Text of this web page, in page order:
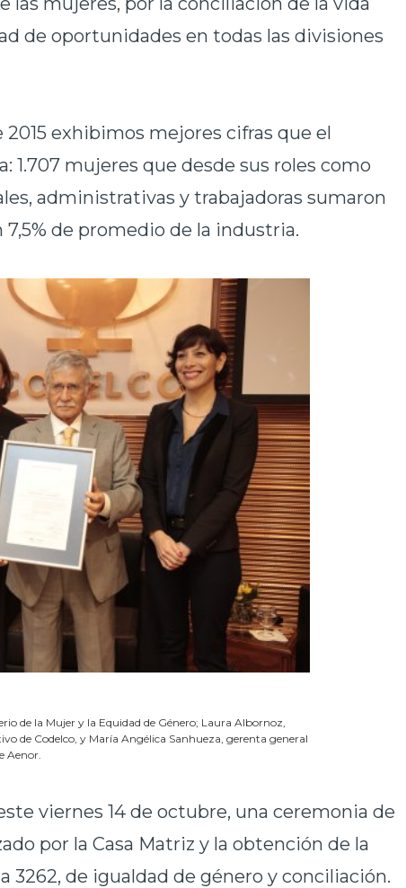
de oportunidades en todas las divisiones
exhibimos mejores cifras que el
1.707 mujeres que desde sus roles como
administrativas y trabajadoras sumaron
de promedio de la industria.
de la Mujer y la Equidad de Género; Laura Albornoz,
de Codelco, y María Angélica Sanhueza, gerenta general
Aenor.
viernes 14 de octubre, una ceremonia de
por la Casa Matriz y la obtención de la
3262, de igualdad de género y conciliación.